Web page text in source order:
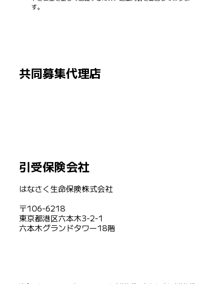
す。
共同募集代理店
引受保険会社
はなさく生命保険株式会社
〒106-6218
東京都港区六本木3-2-1
六本木グランドタワー18階